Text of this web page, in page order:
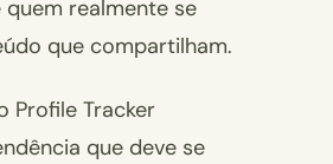
realmente se
que compartilham.
Profile Tracker
que deve se